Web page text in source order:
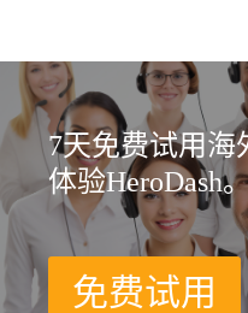
7天免费试用海
体验HeroDash
免费试用